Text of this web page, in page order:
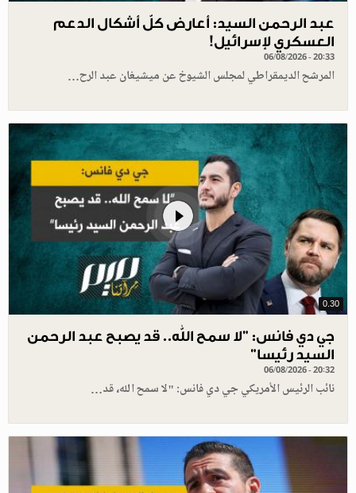
عبد الرحمن السيد: أعارض كلّ أشكال الدعم
العسكري لإسرائيل!
06/08/2026 - 20:33
المرشح الديمقراطي لمجلس الشيوخ عن ميشيغان عبد الرح…
0.30
جي دي فانس: ”لا سمح الله.. قد يصبح عبد الرحمن
السيد رئيسا”
06/08/2026 - 20:32
نائب الرئيس الأمريكي جي دي فانس: "لا سمح الله، قد…